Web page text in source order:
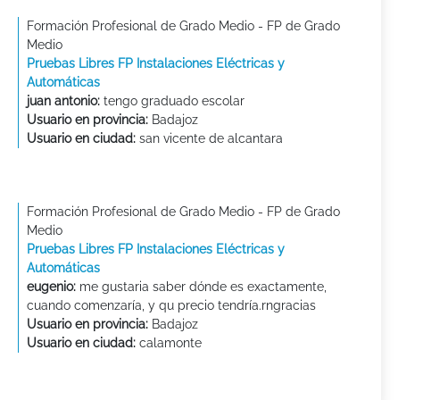
Formación Profesional de Grado Medio - FP de Grado
Medio
Pruebas Libres FP Instalaciones Eléctricas y
Automáticas
juan antonio: tengo graduado escolar
Usuario en provincia: Badajoz
Usuario en ciudad: san vicente de alcantara
Formación Profesional de Grado Medio - FP de Grado
Medio
Pruebas Libres FP Instalaciones Eléctricas y
Automáticas
eugenio: me gustaria saber dónde es exactamente,
cuando comenzaría, y qu precio tendría.rngracias
Usuario en provincia: Badajoz
Usuario en ciudad: calamonte